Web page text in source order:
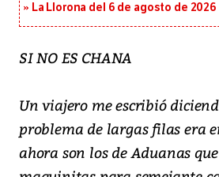
La Llorona del 6 de agosto de 2026
SI NO ES CHANA
Un viajero me escribió
problema de largas filas era
ahora son los de Aduanas